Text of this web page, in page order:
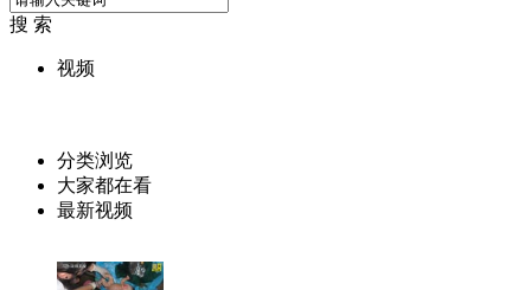
搜 索
视频
分类浏览
大家都在看
最新视频